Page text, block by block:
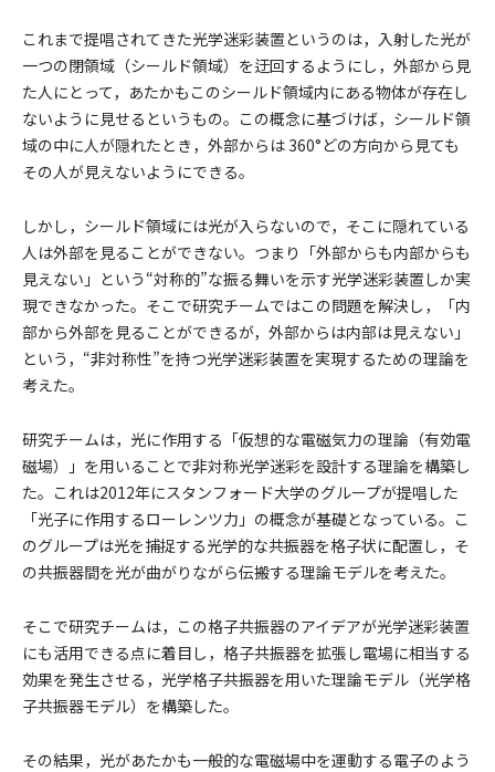
これまで提唱されてきた光学迷彩装置というのは，入射した光が
一つの閉領域（シールド領域）を迂回するようにし，外部から見
た人にとって，あたかもこのシールド領域内にある物体が存在し
ないように見せるというもの。この概念に基づけば，シールド領
域の中に人が隠れたとき，外部からは 360°どの方向から見ても
その人が見えないようにできる。
しかし，シールド領域には光が入らないので，そこに隠れている
人は外部を見ることができない。つまり「外部からも内部からも
見えない」という“対称的”な振る舞いを示す光学迷彩装置しか実
現できなかった。そこで研究チームではこの問題を解決し，「内
部から外部を見ることができるが，外部からは内部は見えない」
という，“非対称性”を持つ光学迷彩装置を実現するための理論を
考えた。
研究チームは，光に作用する「仮想的な電磁気力の理論（有効電
磁場）」を用いることで非対称光学迷彩を設計する理論を構築し
た。これは2012年にスタンフォード大学のグループが提唱した
「光子に作用するローレンツ力」の概念が基礎となっている。こ
のグループは光を捕捉する光学的な共振器を格子状に配置し，そ
の共振器間を光が曲がりながら伝搬する理論モデルを考えた。
そこで研究チームは，この格子共振器のアイデアが光学迷彩装置
にも活用できる点に着目し，格子共振器を拡張し電場に相当する
効果を発生させる，光学格子共振器を用いた理論モデル（光学格
子共振器モデル）を構築した。
その結果，光があたかも一般的な電磁場中を運動する電子のよう